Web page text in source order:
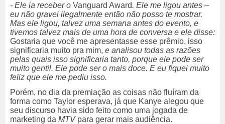
- Ele ia receber o Vanguard Award. Ele me ligou antes –
eu não gravei ilegalmente então não posso te mostrar.
Mas ele ligou, talvez uma semana antes do evento, e
tivemos talvez mais de uma hora de conversa e ele disse:
Gostaria que você me apresentasse esse prêmio, isso
significaria muito pra mim, e analisou todas as razões
pelas quais isso significaria tanto, porque ele pode ser
muito gentil. Ele pode ser o mais doce. E eu fiquei muito
feliz que ele me pediu isso.
Porém, no dia da premiação as coisas não fluíram da
forma como Taylor esperava, já que Kanye alegou que
seu discurso havia sido feito como uma jogada de
marketing da MTV para gerar mais audiência.